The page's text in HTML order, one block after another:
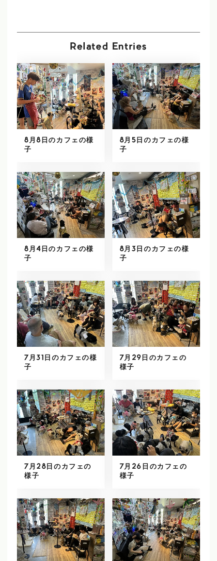
Related Entries
8月8日のカフェの様
子
8月5日のカフェの様
子
8月4日のカフェの様
子
8月3日のカフェの様
子
7月31日のカフェの様
子
7月29日のカフェの
様子
7月28日のカフェの
様子
7月26日のカフェの
様子